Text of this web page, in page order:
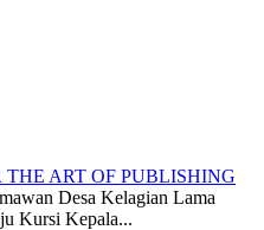
THE ART OF PUBLISHING
Desa Kelagian Lama
Kursi Kepala...